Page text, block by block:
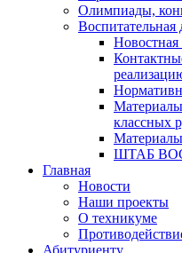
Олимпиады,
Воспитательная
Новостная
Материалы
классных
Материалы
ШТАБ
Главная
Новости
Наши проекты
О техникуме
Абитуриенту